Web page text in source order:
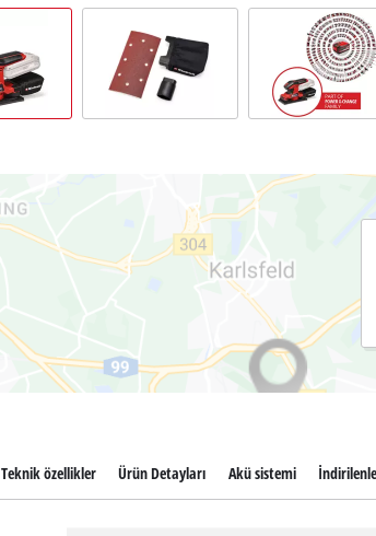
Teknik özellikler Ürün Detayları Akü sistemi